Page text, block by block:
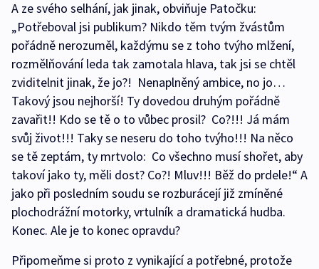
A ze svého selhání, jak jinak, obviňuje Patočku:
„Potřeboval jsi publikum? Nikdo těm tvým žvástům
pořádně nerozuměl, každýmu se z toho tvýho mlžení,
rozmělňování leda tak zamotala hlava, tak jsi se chtěl
zviditelnit jinak, že jo?! Nenaplněný ambice, no jo…
Takový jsou nejhorší! Ty dovedou druhým pořádně
zavařit!! Kdo se tě o to vůbec prosil? Co?!!! Já mám
svůj život!!! Taky se neseru do toho tvýho!!! Na něco
se tě zeptám, ty mrtvolo: Co všechno musí shořet, aby
takoví jako ty, měli dost? Co?! Mluv!!! Běž do prdele!“ A
jako při posledním soudu se rozburácejí již zmíněné
plochodrážní motorky, vrtulník a dramatická hudba.
Konec. Ale je to konec opravdu?
Připomeňme si proto z vynikající a potřebné, protože